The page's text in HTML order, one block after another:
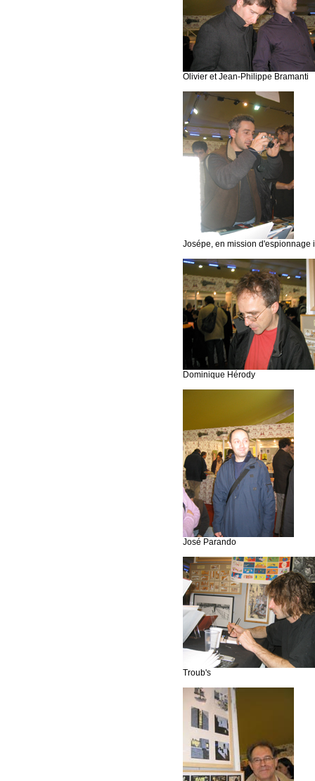
Olivier et Jean-Philippe Bramanti
Josépe, en mission d'espionnage
Dominique Hérody
José Parando
Troub's